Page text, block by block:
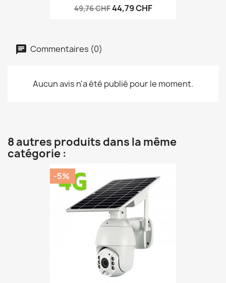
49,76 CHF44,79 CHF
Commentaires (0)
Aucun avis n'a été publié pour le moment.
8 autres produits dans la même
catégorie :
-5%